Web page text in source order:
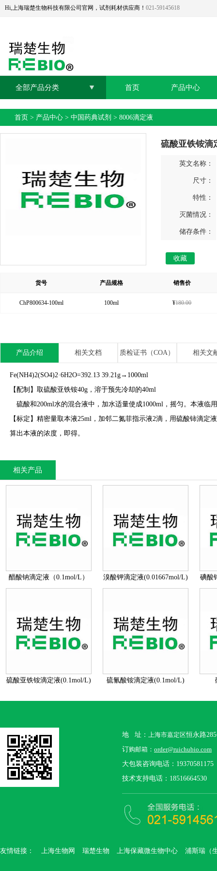
Hi,上海瑞楚生物科技有限公司官网，试剂耗材供应商！ 021-59145618
全部产品分类 首页 产品中心
首页 > 产品中心 > 中国药典试剂 > 8006滴定液
硫酸亚铁铵滴
英文名称：
尺寸：
特性：
灭菌情况：
储存条件：
收藏
货号 产品规格 销售价
ChP800634-100ml 100ml ¥180.00
产品介绍 相关文档 质检证书（COA） 相关文
Fe(NH4)2(SO4)2·6H2O=392.13 39.21g→1000ml
【配制】取硫酸亚铁铵40g，溶于预先冷却的40ml
硫酸和200ml水的混合液中，加水适量使成1000ml，摇匀。本液临
【标定】精密量取本液25ml，加邻二氮菲指示液2滴，用硫酸铈滴
算出本液的浓度，即得。
相关产品
醋酸钠滴定液（0.1mol/L） 溴酸钾滴定液(0.01667mol/L) 碘酸
硫酸亚铁铵滴定液(0.1mol/L) 硫氰酸铵滴定液(0.1mol/L)
地 址： 上海市嘉定区恒永路
订购邮箱： order@ruichubio.com
大包装咨询电话：19370581175
技术支持电话：18516664530
友情链接： 上海生物网 瑞楚生物 上海保藏微生物中心 浦斯瑞（